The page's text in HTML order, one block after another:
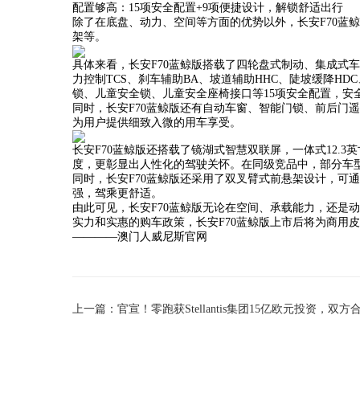
配置够高：15项安全配置+9项便捷设计，解锁舒适出行
除了在底盘、动力、空间等方面的优势以外，长安F70蓝
架等。
具体来看，长安F70蓝鲸版搭载了四轮盘式制动、集成式
力控制TCS、刹车辅助BA、坡道辅助HHC、陡坡缓降
锁、儿童安全锁、儿童安全座椅接口等15项安全配置，安
同时，长安F70蓝鲸版还有自动车窗、智能门锁、前后门
为用户提供细致入微的用车享受。
长安F70蓝鲸版还搭载了镜湖式智慧双联屏，一体式12.3
度，更彰显出人性化的驾驶关怀。在同级竞品中，部分
同时，长安F70蓝鲸版还采用了双叉臂式前悬架设计，可
强，驾乘更舒适。
由此可见，长安F70蓝鲸版无论在空间、承载能力，还是
实力和实惠的购车政策，长安F70蓝鲸版上市后将为商用
————澳门人威尼斯官网